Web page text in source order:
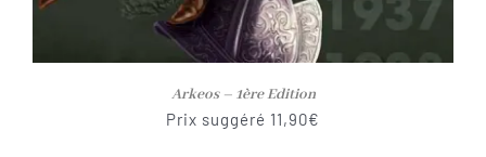
Arkeos – 1ère Edition
Prix suggéré 11,90€